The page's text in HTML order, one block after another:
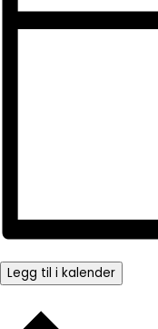
Legg til i kalender